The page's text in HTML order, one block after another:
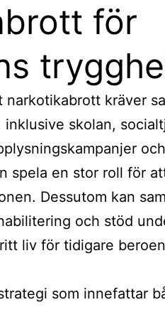
för
narkotikabrott kräver
inklusive skolan,
spela en stor roll för
Dessutom kan
och stöd
liv för tidigare
som innefattar